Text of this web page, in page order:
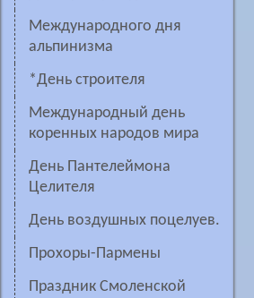
Международного дня
альпинизма
*День строителя
Международный день
коренных народов мира
день Пантелеймона
Целителя
День воздушных поцелуев.
Прохоры-Пармены
Праздник Смоленской